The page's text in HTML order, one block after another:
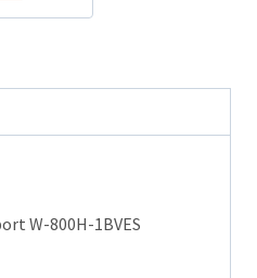
W-800H-1BVES